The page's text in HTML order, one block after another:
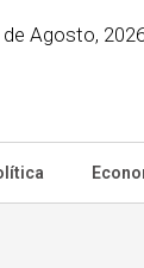
de Agosto,